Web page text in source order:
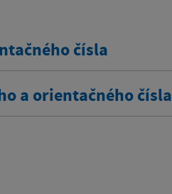
čísla
a orientačného čísla